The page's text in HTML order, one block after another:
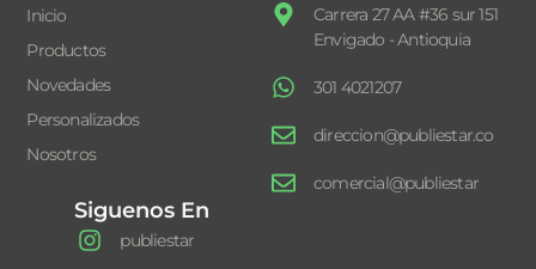
Inicio
Productos
Novedades
Personalizados
Nosotros
Carrera 27 AA #36 sur 151
Envigado - Antioquia
301 4021207
direccion@publiestar.co
comercial@publiestar
Siguenos En
publiestar